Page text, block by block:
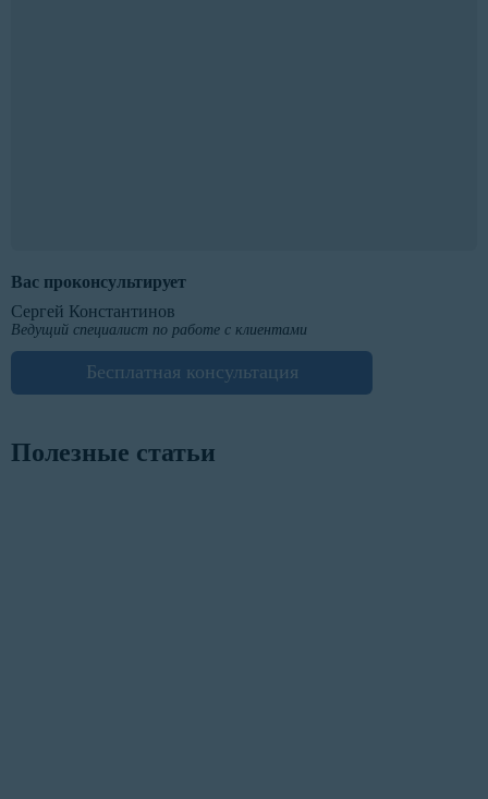
Вас проконсультирует
Сергей Константинов
Ведущий специалист по работе с клиентами
Бесплатная консультация
Полезные статьи